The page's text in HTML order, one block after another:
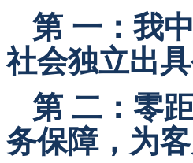
第 一：我
社会独立出
第 二：零
务保障，为